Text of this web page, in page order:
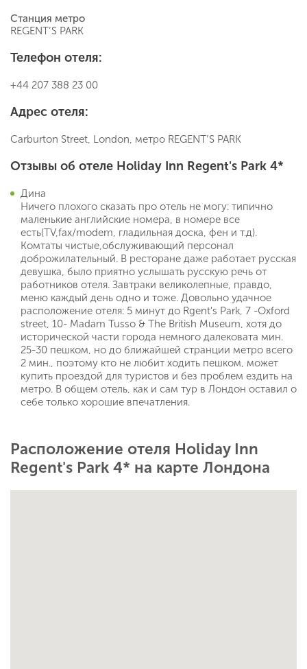
Станция метро
REGENT’S PARK
Телефон отеля:
+44 207 388 23 00
Адрес отеля:
Carburton Street, London, метро REGENT’S PARK
Отзывы об отеле Holiday Inn Regent's Park 4*
Дина
Ничего плохого сказать про отель не могу: типично
маленькие английские номера, в номере все
есть(TV,fax/modem, гладильная доска, фен и т.д).
Комтаты чистые,обслуживающий персонал
доброжилательный. В ресторане даже работает русская
девушка, было приятно услышать русскую речь от
работников отеля. Завтраки великолепные, правдо,
меню каждый день одно и тоже. Довольно удачное
расположение отеля: 5 минут до Rgent's Park, 7 -Oxford
street, 10- Madam Tusso & The British Museum, хотя до
исторической части города немного далековата мин.
25-30 пешком, но до ближайшей странции метро всего
2 мин., поэтому кто не любит ходить пешком, может
купить проездой для туристов и без проблем ездить на
метро. В общем отель, как и сам тур в Лондон оставил о
себе только хорошие впечатления.
Расположение отеля Holiday Inn
Regent's Park 4* на карте Лондона